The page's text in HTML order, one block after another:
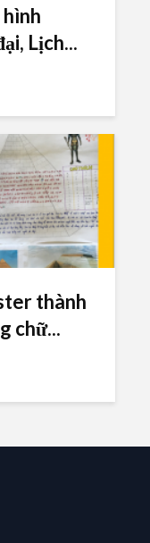
Lịch...
thành
chữ...